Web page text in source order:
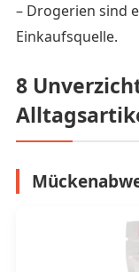
– Drogerien sind
Einkaufsquelle.
8